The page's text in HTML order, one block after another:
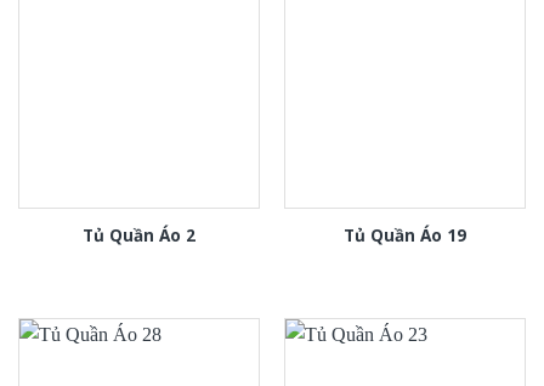
Tủ Quần Áo 2 Tủ Quần Áo 19